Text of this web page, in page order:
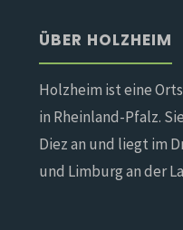
ÜBER HOLZHEIM
Holzheim ist eine
in Rheinland-Pfalz.
Diez an und liegt im
und Limburg an der